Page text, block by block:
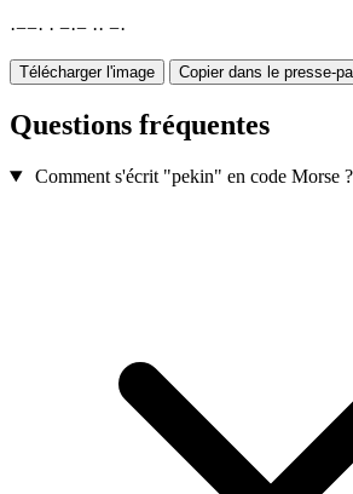
·−−· · −·− ·· −·
Télécharger l'image Copier dans le presse-
Questions fréquentes
Comment s'écrit "pekin" en code Morse ?